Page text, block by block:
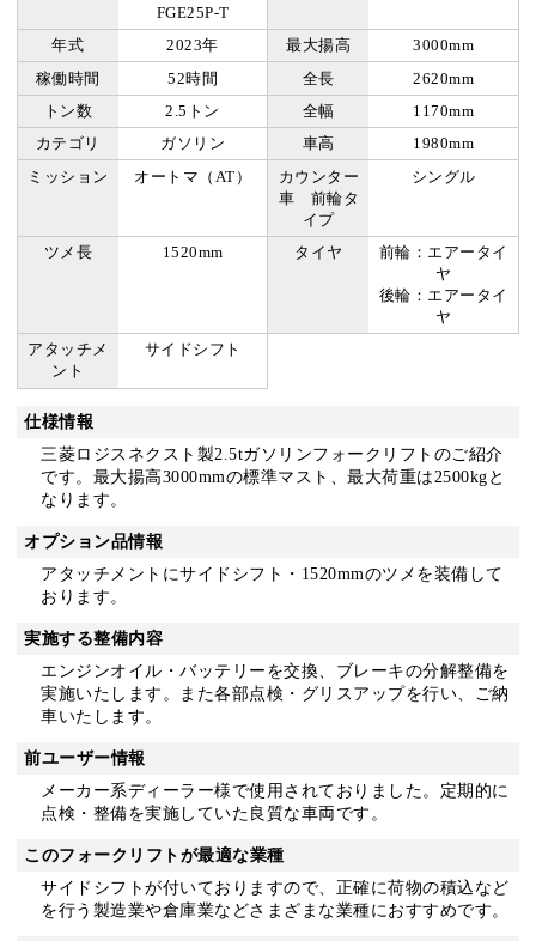
FGE25P-T
年式 2023年 最大揚高
3000mm
稼働時間
52時間 全長
2620mm
トン数
2.5トン 全幅
1170mm
カテゴリ
ガソリン 車高
1980mm
ミッション
オートマ（AT）
カウンター
車 前輪タ
イプ
シングル
ツメ長 1520mm タイヤ
前輪：エアータイ
ヤ
後輪：エアータイ
ヤ
アタッチメ
ント
サイドシフト
仕様情報
三菱ロジスネクスト製2.5tガソリンフォークリフトのご紹介
です。最大揚高3000mmの標準マスト、最大荷重は2500kgと
なります。
オプション品情報
アタッチメントにサイドシフト・1520mmのツメを装備して
おります。
実施する整備内容
エンジンオイル・バッテリーを交換、ブレーキの分解整備を
実施いたします。また各部点検・グリスアップを行い、ご納
車いたします。
前ユーザー情報
メーカー系ディーラー様で使用されておりました。定期的に
点検・整備を実施していた良質な車両です。
このフォークリフトが最適な業種
サイドシフトが付いておりますので、正確に荷物の積込など
を行う製造業や倉庫業などさまざまな業種におすすめです。